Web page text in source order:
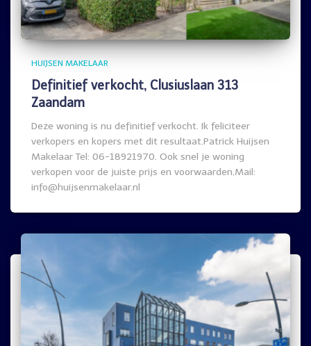
HUIJSEN MAKELAAR
Definitief verkocht, Clusiuslaan 313
Zaandam
Deze woning is nu definitief verkocht. Ik feliciteer
verkopers en kopers met dit resultaat.Patrick Huijsen
Makelaar Tel: 06-18921970. Ook snel je woning
verkopen voor de juiste prijs en voorwaarden,Mail:
info@huijsenmakelaar.nl